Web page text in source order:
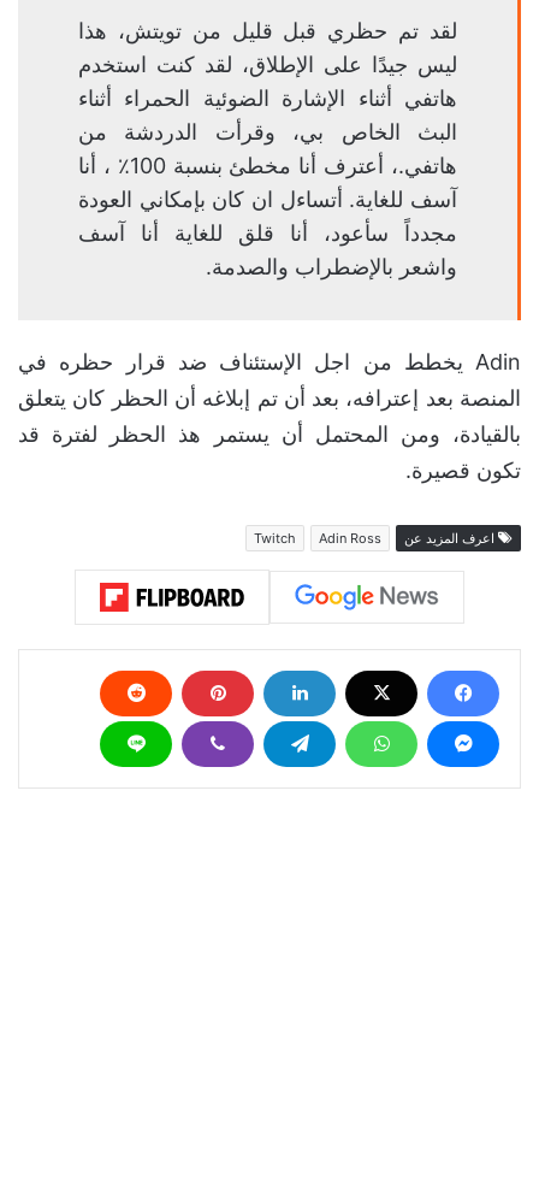
لقد تم حظري قبل قليل من تويتش، هذا
ليس جيدًا على الإطلاق، لقد كنت استخدم
هاتفي أثناء الإشارة الضوئية الحمراء أثناء
البث الخاص بي، وقرأت الدردشة من
هاتفي.، أعترف أنا مخطئ بنسبة 100٪ ، أنا
آسف للغاية. أتساءل ان كان بإمكاني العودة
مجدداً سأعود، أنا قلق للغاية أنا آسف
واشعر بالإضطراب والصدمة.
Adin يخطط من اجل الإستئناف ضد قرار حظره في
المنصة بعد إعترافه، بعد أن تم إبلاغه أن الحظر كان يتعلق
بالقيادة، ومن المحتمل أن يستمر هذ الحظر لفترة قد
تكون قصيرة.
اعرف المزيد عن Adin Ross
Twitch